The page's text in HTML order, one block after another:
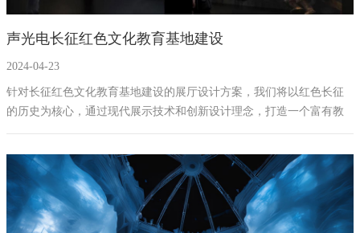
声光电长征红色文化教育基地建设
2024-04-23
针对长征红色文化教育基地建设的展厅设计方案，我们将以红色长征
的历史为核心，通过现代展示技术和创新设计理念，打造一个富有教
育意义和深刻历史感的展览空间。以下是该项目的设计方案概述：